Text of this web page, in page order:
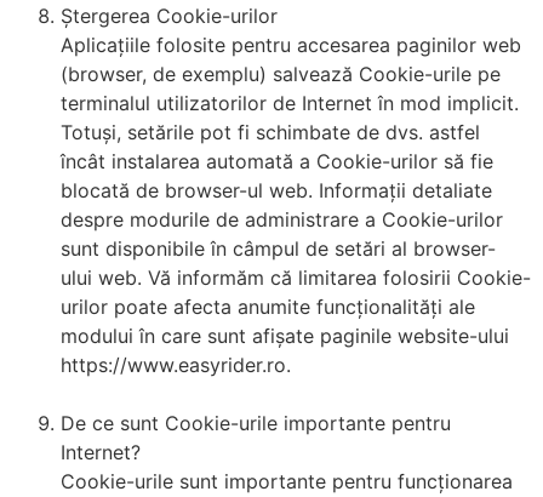
Ștergerea Cookie-urilor
Aplicațiile folosite pentru accesarea paginilor web
(browser, de exemplu) salvează Cookie-urile pe
terminalul utilizatorilor de Internet în mod implicit.
Totuși, setările pot fi schimbate de dvs. astfel
încât instalarea automată a Cookie-urilor să fie
blocată de browser-ul web. Informații detaliate
despre modurile de administrare a Cookie-urilor
sunt disponibile în câmpul de setări al browser-
ului web. Vă informăm că limitarea folosirii Cookie-
urilor poate afecta anumite funcționalități ale
modului în care sunt afișate paginile website-ului
https://www.easyrider.ro.
De ce sunt Cookie-urile importante pentru
Internet?
Cookie-urile sunt importante pentru funcționarea